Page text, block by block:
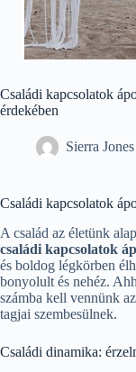
Családi kapcsolatok
érdekében
Sierra Jones
Családi kapcsolatok
A család az életünk
családi kapcsolatok
és boldog légkörben
bonyolult és nehéz.
számba kell vennünk
tagjai szembesülnek.
Családi dinamika: